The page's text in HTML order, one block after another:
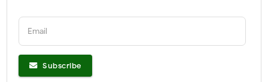
Email
Subscribe